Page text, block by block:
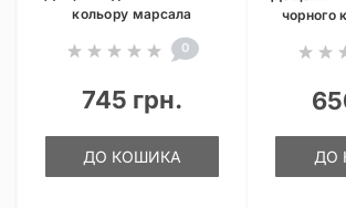
кольору марсала
0
745 грн.
ДО КОШИКА
чорного
ДО